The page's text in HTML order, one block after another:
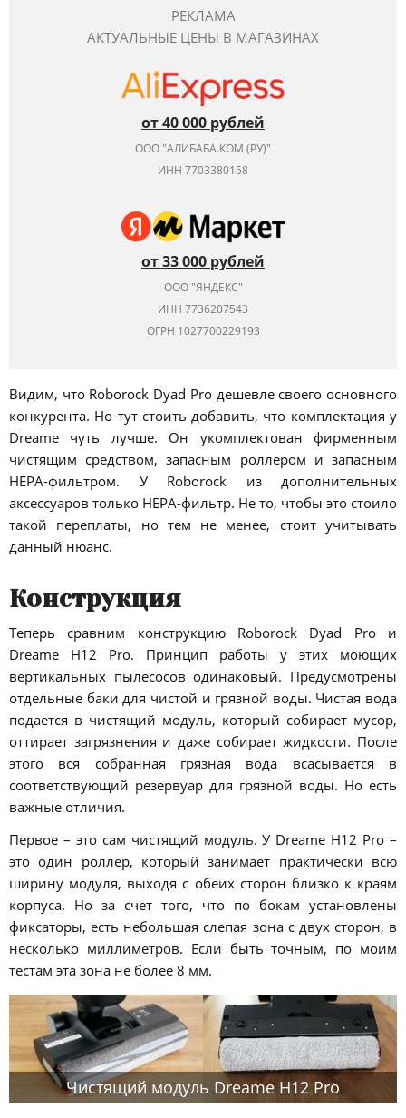
РЕКЛАМА
АКТУАЛЬНЫЕ ЦЕНЫ В МАГАЗИНАХ
от 40 000 рублей
ООО "АЛИБАБА.КОМ (РУ)"
ИНН 7703380158
от 33 000 рублей
ООО "ЯНДЕКС"
ИНН 7736207543
ОГРН 1027700229193
Видим, что Roborock Dyad Pro дешевле своего основного
конкурента. Но тут стоить добавить, что комплектация у
Dreame чуть лучше. Он укомплектован фирменным
чистящим средством, запасным роллером и запасным
HEPA-фильтром. У Roborock из дополнительных
аксессуаров только HEPA-фильтр. Не то, чтобы это стоило
такой переплаты, но тем не менее, стоит учитывать
данный нюанс.
Конструкция
Теперь сравним конструкцию Roborock Dyad Pro и
Dreame H12 Pro. Принцип работы у этих моющих
вертикальных пылесосов одинаковый. Предусмотрены
отдельные баки для чистой и грязной воды. Чистая вода
подается в чистящий модуль, который собирает мусор,
оттирает загрязнения и даже собирает жидкости. После
этого вся собранная грязная вода всасывается в
соответствующий резервуар для грязной воды. Но есть
важные отличия.
Первое – это сам чистящий модуль. У Dreame H12 Pro –
это один роллер, который занимает практически всю
ширину модуля, выходя с обеих сторон близко к краям
корпуса. Но за счет того, что по бокам установлены
фиксаторы, есть небольшая слепая зона с двух сторон, в
несколько миллиметров. Если быть точным, по моим
тестам эта зона не более 8 мм.
Чистящий модуль Dreame H12 Pro